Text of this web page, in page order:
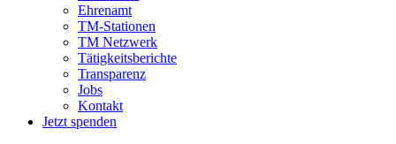
Ehrenamt
TM-Stationen
TM Netzwerk
Tätigkeitsberichte
Transparenz
Jobs
Kontakt
Jetzt spenden